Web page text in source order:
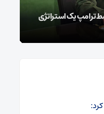
ترامپ یک استراتژی